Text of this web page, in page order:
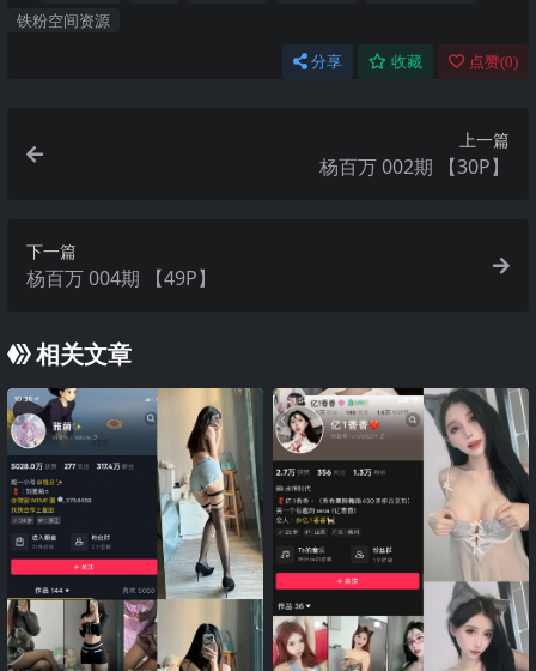
铁粉空间资源
分享 收藏 点赞(0)
上一篇
杨百万 002期 【30P】
下一篇
杨百万 004期 【49P】
相关文章